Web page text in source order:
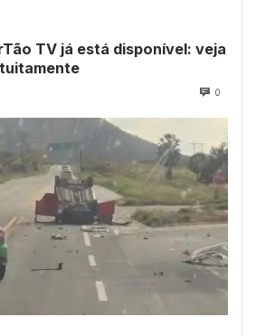
TV já está disponível: veja
0